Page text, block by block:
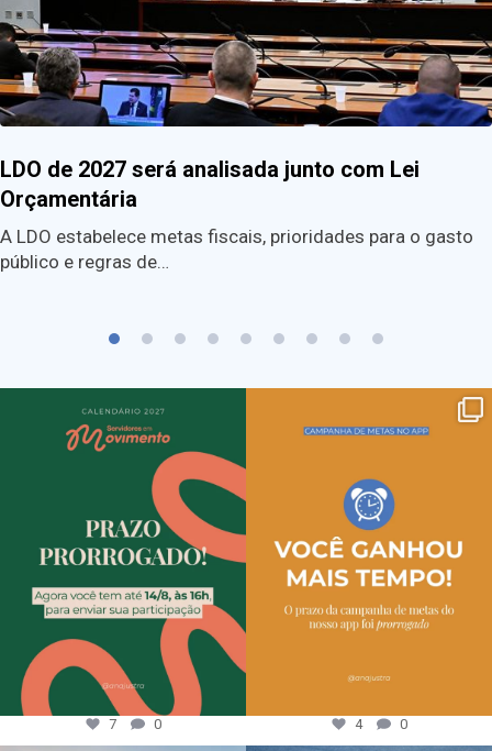
LDO de 2027 será analisada junto com Lei
Orçamentária
A LDO estabelece metas fiscais, prioridades para o gasto
público e regras de…
7 0 4 0